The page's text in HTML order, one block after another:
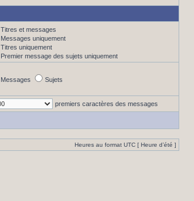
Titres et messages
Messages uniquement
Titres uniquement
Premier message des sujets uniquement
Messages Sujets
premiers caractères des messages
Heures au format UTC [ Heure d’été ]